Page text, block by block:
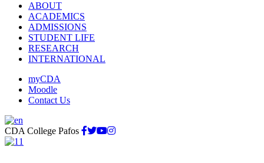
ABOUT
ACADEMICS
ADMISSIONS
STUDENT LIFE
RESEARCH
INTERNATIONAL
myCDA
Moodle
Contact Us
CDA College Pafos